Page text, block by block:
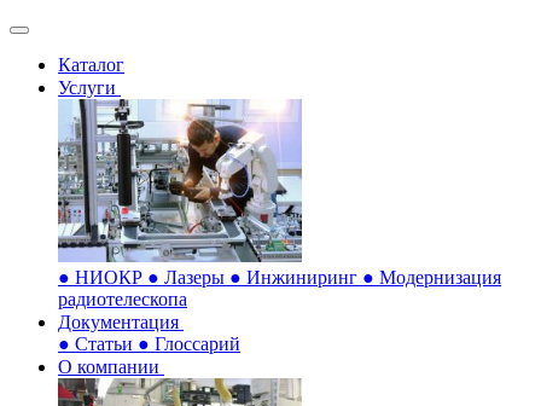
Каталог
Услуги
● НИОКР ● Лазеры ● Инжиниринг ● Модернизация
радиотелескопа
Документация
● Статьи ● Глоссарий
О компании